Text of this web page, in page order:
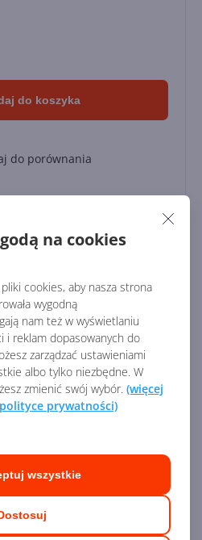
na cookies
cookies, aby nasza strona
wygodną
nam też w wyświetlaniu
i reklam dopasowanych do
zarządzać ustawieniami
albo tylko niezbędne. W
zmienić swój wybór. (więcej
prywatności)
wszystkie
do koszyka
do porównania
Phone with Calling
1 - UK/Canada)
Pricing)